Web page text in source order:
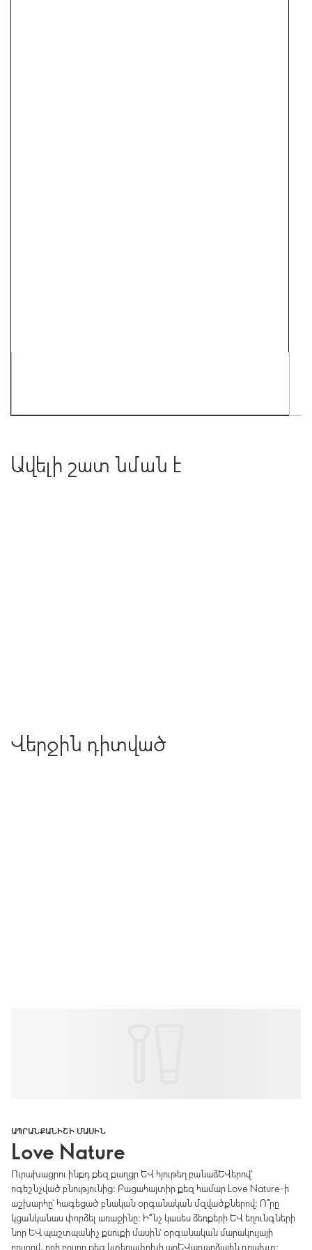
Ավելի շատ նման է
Վերջին դիտված
ԱՊՐԱՆՔԱՆԻՇԻ ՄԱՍԻՆ
Love Nature
Ուրախացրու ինքդ քեզ քաղցր և հյութեղ բանաձևերով՝
ոգեշնչված բնությունից։ Բացահայտիր քեզ համար Love Nature-ի
աշխարհը՝ հագեցած բնական օրգանական մզվածքներով։ Ո՞րը
կցանկանաս փորձել առաջինը։ Ի՞նչ կասես ձեռքերի և եղունգների
նոր և պաշտպանիչ քսուքի մասին՝ օրգանական մարակույայի
բույրով, որի բույրը քեզ կտեղափոխի արևադարձային դրախտ։